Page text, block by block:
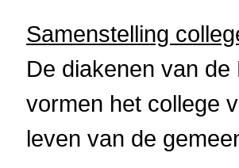
Samenstelling
De diakenen van
vormen het college
leven van de